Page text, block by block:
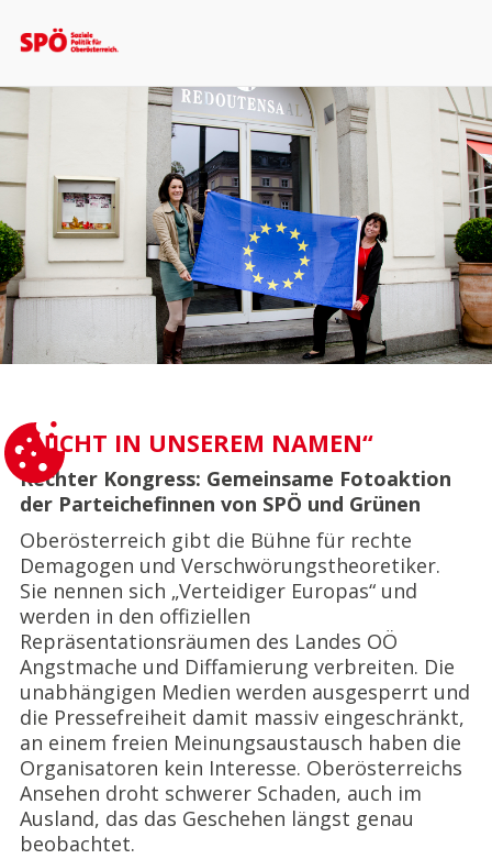
„NICHT IN UNSEREM NAMEN“
Rechter Kongress: Gemeinsame Fotoaktion
der Parteichefinnen von SPÖ und Grünen
Oberösterreich gibt die Bühne für rechte
Demagogen und Verschwörungstheoretiker.
Sie nennen sich „Verteidiger Europas“ und
werden in den offiziellen
Repräsentationsräumen des Landes OÖ
Angstmache und Diffamierung verbreiten. Die
unabhängigen Medien werden ausgesperrt und
die Pressefreiheit damit massiv eingeschränkt,
an einem freien Meinungsaustausch haben die
Organisatoren kein Interesse. Oberösterreichs
Ansehen droht schwerer Schaden, auch im
Ausland, das das Geschehen längst genau
beobachtet.